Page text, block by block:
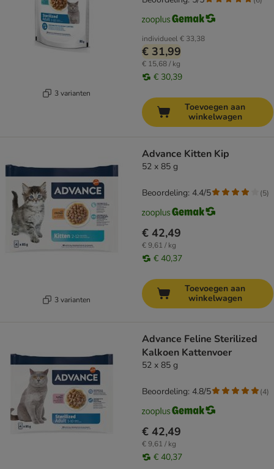
3 varianten
individueel€ 33,38
€ 31,99
€ 15,68 / kg
€ 30,39
Toevoegen aan
winkelwagen
3 varianten
Advance Kitten Kip
52 x 85 g
€ 42,49
€ 9,61 / kg
€ 40,37
Beoordeling: 4.4/5 (5)
Toevoegen aan
winkelwagen
Advance Feline Sterilized
Kalkoen Kattenvoer
52 x 85 g
€ 42,49
€ 9,61 / kg
€ 40,37
Beoordeling: 4.8/5 (4)